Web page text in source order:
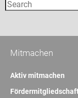
Mitmachen
Aktiv mitmachen